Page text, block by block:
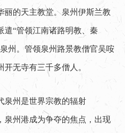
丽的天主教堂。泉州伊斯兰教
遣“管领江南诸路明教、秦
州。管领泉州路景教僧官吴咹
无寺有三千多僧人。
州是世界宗教的辐射
泉州港成为争夺的焦点，出现